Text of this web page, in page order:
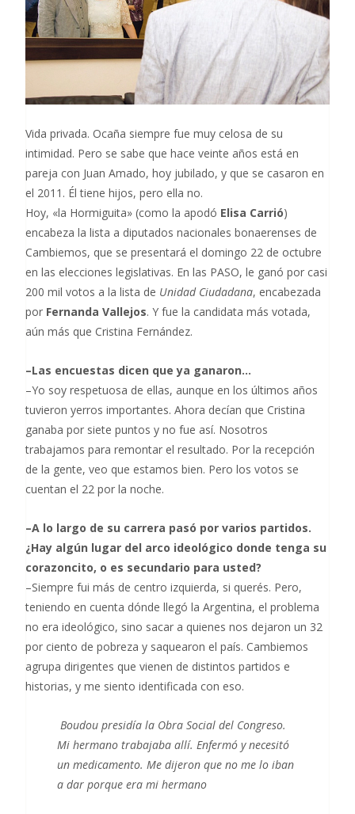
Vida privada. Ocaña siempre fue muy celosa de su
intimidad. Pero se sabe que hace veinte años está en
pareja con Juan Amado, hoy jubilado, y que se casaron en
el 2011. Él tiene hijos, pero ella no.
Hoy, «la Hormiguita» (como la apodó Elisa Carrió)
encabeza la lista a diputados nacionales bonaerenses de
Cambiemos, que se presentará el domingo 22 de octubre
en las elecciones legislativas. En las PASO, le ganó por casi
200 mil votos a la lista de Unidad Ciudadana, encabezada
por Fernanda Vallejos. Y fue la candidata más votada,
aún más que Cristina Fernández.
–Las encuestas dicen que ya ganaron…
–Yo soy respetuosa de ellas, aunque en los últimos años
tuvieron yerros importantes. Ahora decían que Cristina
ganaba por siete puntos y no fue así. Nosotros
trabajamos para remontar el resultado. Por la recepción
de la gente, veo que estamos bien. Pero los votos se
cuentan el 22 por la noche.
–A lo largo de su carrera pasó por varios partidos.
¿Hay algún lugar del arco ideológico donde tenga su
corazoncito, o es secundario para usted?
–Siempre fui más de centro izquierda, si querés. Pero,
teniendo en cuenta dónde llegó la Argentina, el problema
no era ideológico, sino sacar a quienes nos dejaron un 32
por ciento de pobreza y saquearon el país. Cambiemos
agrupa dirigentes que vienen de distintos partidos e
historias, y me siento identificada con eso.
Boudou presidía la Obra Social del Congreso.
Mi hermano trabajaba allí. Enfermó y necesitó
un medicamento. Me dijeron que no me lo iban
a dar porque era mi hermano